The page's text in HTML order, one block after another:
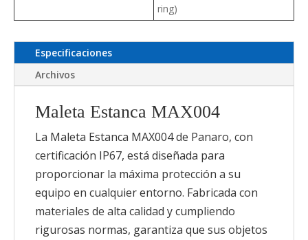
ring)
Especificaciones
Archivos
Maleta Estanca MAX004
La Maleta Estanca MAX004 de Panaro, con
certificación IP67, está diseñada para
proporcionar la máxima protección a su
equipo en cualquier entorno. Fabricada con
materiales de alta calidad y cumpliendo
rigurosas normas, garantiza que sus objetos